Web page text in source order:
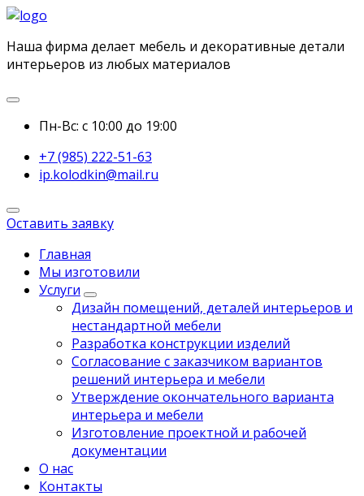
Наша фирма делает мебель и декоративные детали
интерьеров из любых материалов
Пн-Вс: с 10:00 до 19:00
+7 (985) 222-51-63
ip.kolodkin@mail.ru
Оставить заявку
Главная
Мы изготовили
Услуги
Дизайн помещений, деталей интерьеров и
нестандартной мебели
Разработка конструкции изделий
Согласование с заказчиком вариантов
решений интерьера и мебели
Утверждение окончательного варианта
интерьера и мебели
Изготовление проектной и рабочей
документации
О нас
Контакты